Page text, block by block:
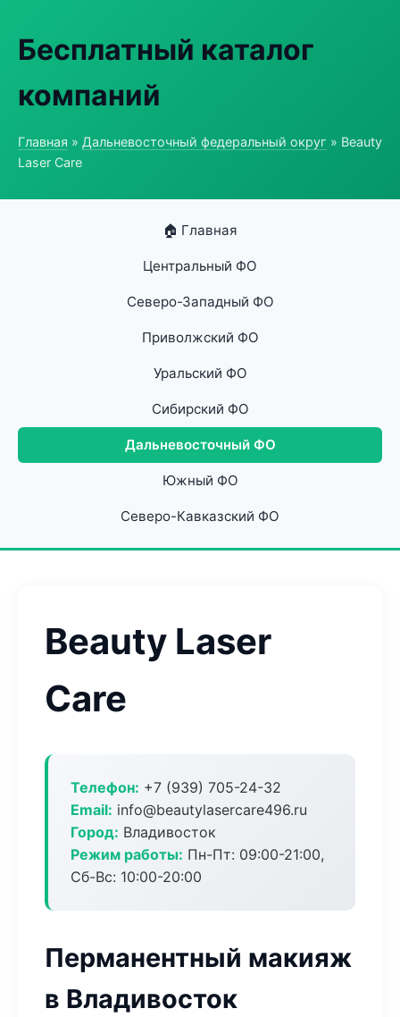
Бесплатный каталог
компаний
Главная » Дальневосточный федеральный округ » Beauty
Laser Care
🏠 Главная
Центральный ФО
Северо-Западный ФО
Приволжский ФО
Уральский ФО
Сибирский ФО
Дальневосточный ФО
Южный ФО
Северо-Кавказский ФО
Beauty Laser
Care
Телефон: +7 (939) 705-24-32
Email: info@beautylasercare496.ru
Город: Владивосток
Режим работы: Пн-Пт: 09:00-21:00,
Сб-Вс: 10:00-20:00
Перманентный макияж
в Владивосток